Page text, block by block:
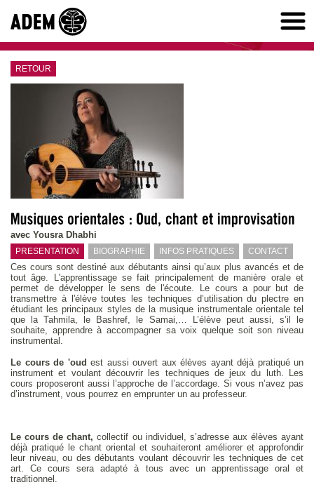
RETOUR
avec Yousra Dhabhi
PRESENTATION BIOGRAPHIE INFOS PRATIQUES CONTACT
Ces cours sont destiné aux débutants ainsi qu’aux plus avancés et de
tout âge. L'apprentissage se fait principalement de manière orale et
permet de développer le sens de l'écoute. Le cours a pour but de
transmettre à l'élève toutes les techniques d’utilisation du plectre en
étudiant les principaux styles de la musique instrumentale orientale tel
que la Tahmila, le Bashref, le Samai,… L’élève peut aussi, s’il le
souhaite, apprendre à accompagner sa voix quelque soit son niveau
instrumental.
Le cours de 'oud est aussi ouvert aux élèves ayant déjà pratiqué un
instrument et voulant découvrir les techniques de jeux du luth. Les
cours proposeront aussi l’approche de l’accordage. Si vous n’avez pas
d’instrument, vous pourrez en emprunter un au professeur.
Le cours de chant, collectif ou individuel, s’adresse aux élèves ayant
déjà pratiqué le chant oriental et souhaiteront améliorer et approfondir
leur niveau, ou des débutants voulant découvrir les techniques de cet
art. Ce cours sera adapté à tous avec un apprentissage oral et
traditionnel.